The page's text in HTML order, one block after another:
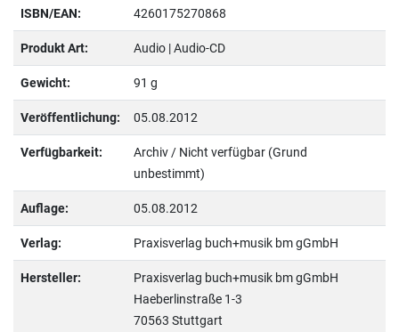
ISBN/EAN: 4260175270868
Produkt Art: Audio | Audio-CD
Gewicht: 91 g
Veröffentlichung: 05.08.2012
Verfügbarkeit:
Archiv / Nicht verfügbar (Grund
unbestimmt)
Auflage: 05.08.2012
Verlag: Praxisverlag buch+musik bm gGmbH
Hersteller:
Praxisverlag buch+musik bm gGmbH
Haeberlinstraße 1-3
70563 Stuttgart